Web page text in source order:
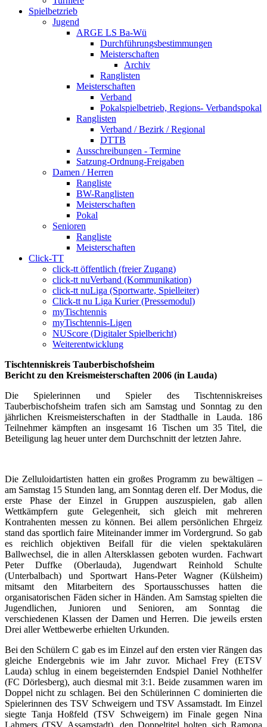
Spielbetzrieb
Jugend
ARGE LS Ba-Wü
Durchführungsbestimmungen
Meisterschaften
Archiv
Ranglisten
Meisterschaften
Verband
Pokalspielbetrieb, Regions- Verbandspokal
Ranglisten
Verband / Bezirk / Regional
DTTB
Ausschreibungen - Termine
Satzung-Ordnung-Freigaben
Damen / Herren
Rangliste
BW-Ranglisten
Meisterschaften
Pokal
Senioren
Rangliste
Meisterschaften
Click-TT
click-tt öffentlich (freier Zugang)
click-tt nuVerband (Kommunikation)
click-tt nuLiga (Sportwarte, Spielleiter)
Click-tt nu Liga Kurier (Pressemodul)
myTischtennis
myTischtennis-Ligen
NUScore (Digitaler Spielbericht)
Weiterentwicklung
Tischtenniskreis Tauberbischofsheim
Bericht zu den Kreismeisterschaften 2006 (in Lauda)
Die Spielerinnen und Spieler des Tischtenniskreises
Tauberbischofsheim trafen sich am Samstag und Sonntag zu den
jährlichen Kreismeisterschaften in der Stadthalle in Lauda. 186
Teilnehmer kämpften an insgesamt 16 Tischen um 35 Titel, die
Beteiligung lag heuer unter dem Durchschnitt der letzten Jahre.
Die Zelluloidartisten hatten ein großes Programm zu bewältigen –
am Samstag 15 Stunden lang, am Sonntag deren elf. Der Modus, die
erste Phase der Einzel in Gruppen auszuspielen, gab allen
Wettkämpfern gute Gelegenheit, sich gleich mit mehreren
Kontrahenten messen zu können. Bei allem persönlichen Ehrgeiz
stand das sportlich faire Miteinander immer im Vordergrund. So gab
es reichlich objektiven Beifall für die vielen spektakulären
Ballwechsel, die in allen Altersklassen geboten wurden. Fachwart
Peter Duffke (Oberlauda), Jugendwart Reinhold Schulte
(Unterbalbach) und Sportwart Hans-Peter Wagner (Külsheim)
mitsamt den Mitarbeitern des Sportausschusses hatten die
organisatorischen Fäden sicher in Händen. Am Samstag spielten die
Jugendlichen, Junioren und Senioren, am Sonntag die
verschiedenen Klassen der Damen und Herren. Die jeweils ersten
Drei aller Wettbewerbe erhielten Urkunden.
Bei den Schülern C gab es im Einzel auf den ersten vier Rängen das
gleiche Endergebnis wie im Jahr zuvor. Michael Frey (ETSV
Lauda) schlug in einem begeisternden Endspiel Daniel Nothhelfer
(FC Dörlesberg), auch diesmal mit 3:1. Beide zusammen waren im
Doppel nicht zu schlagen. Bei den Schülerinnen C dominierten die
Spielerinnen des TSV Schweigern und TSV Assamstadt. Im Einzel
siegte Tanja Hoßfeld (TSV Schweigern) im Finale gegen Nina
Lahmers (TSV Assamstadt), den Doppeltitel holten sich Ramona